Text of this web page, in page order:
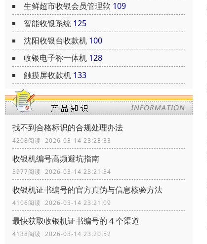
生鲜超市收银会员管理软 109
智能收银系统 125
沈阳收银台收款机 100
收银电子称一体机 128
触摸屏收款机 133
找不到合格标识的合规处理办法
4208阅读 2026-03-14 23:23:33
收银机编号高频避坑指南
3977阅读 2026-03-14 23:21:34
收银机证书编号的官方真伪与信息核验方法
4106阅读 2026-03-14 23:21:09
最快获取收银机证书编号的 4 个渠道
4138阅读 2026-03-14 23:20:52